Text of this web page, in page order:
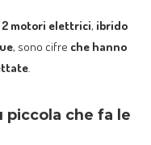
2 motori elettrici, ibrido
, sono cifre che hanno
piccola che fa le